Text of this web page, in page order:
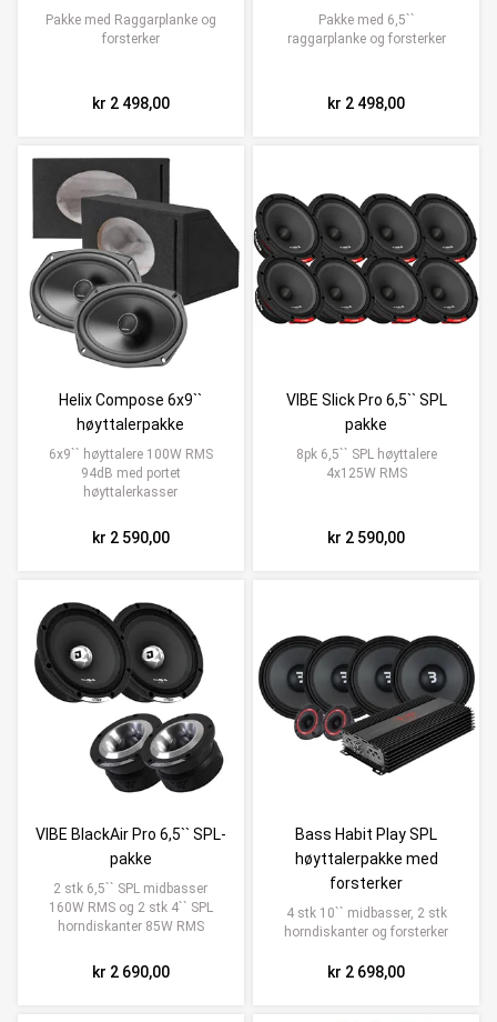
Pakke med Raggarplanke og
forsterker
kr 2 498,00
Pakke med 6,5``
raggarplanke og forsterker
kr 2 498,00
Helix Compose 6x9``
høyttalerpakke
6x9`` høyttalere 100W RMS
94dB med portet
høyttalerkasser
kr 2 590,00
VIBE Slick Pro 6,5`` SPL
pakke
8pk 6,5`` SPL høyttalere
4x125W RMS
kr 2 590,00
VIBE BlackAir Pro 6,5`` SPL-
pakke
2 stk 6,5`` SPL midbasser
160W RMS og 2 stk 4`` SPL
horndiskanter 85W RMS
kr 2 690,00
Bass Habit Play SPL
høyttalerpakke med
forsterker
4 stk 10`` midbasser, 2 stk
horndiskanter og forsterker
kr 2 698,00